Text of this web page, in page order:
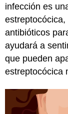
infección es
antibióticos
ayudará a
que pueden
estreptocócica